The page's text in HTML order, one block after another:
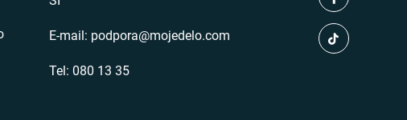
E-mail: podpora@mojedelo.com
Tel: 080 13 35